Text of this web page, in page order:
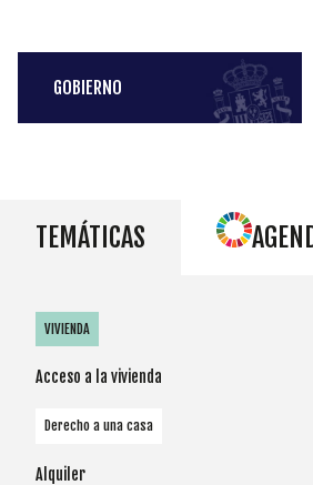
GOBIERNO
TEMÁTICAS
VIVIENDA
Acceso a la vivienda
Derecho a una casa
Alquiler